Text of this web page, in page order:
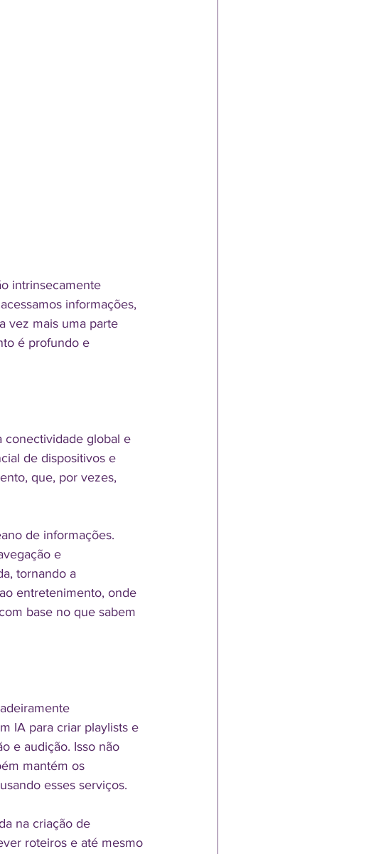
intrinsecamente
informações,
vez mais uma parte
é profundo e
conectividade global e
de dispositivos e
que, por vezes,
de informações.
e
tornando a
entretenimento, onde
base no que sabem
IA para criar playlists e
e audição. Isso não
mantém os
esses serviços.
na criação de
roteiros e até mesmo